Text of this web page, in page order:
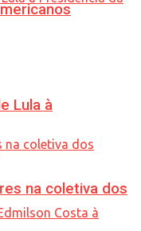
Lula à
na coletiva dos